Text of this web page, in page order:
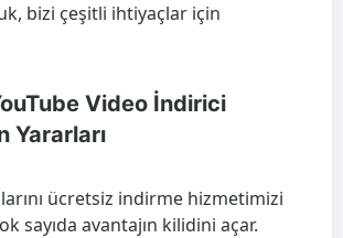
bizi çeşitli ihtiyaçlar için
Video İndirici
Yararları
ücretsiz indirme hizmetimizi
sayıda avantajın kilidini açar.